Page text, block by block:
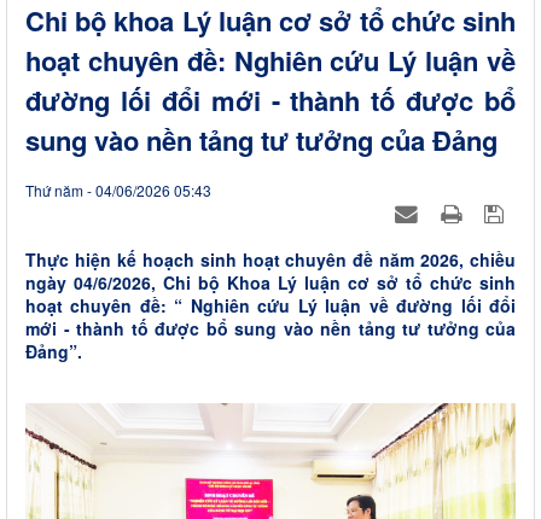
Chi bộ khoa Lý luận cơ sở tổ chức sinh
hoạt chuyên đề: Nghiên cứu Lý luận về
đường lối đổi mới - thành tố được bổ
sung vào nền tảng tư tưởng của Đảng
Thứ năm - 04/06/2026 05:43
Thực hiện kế hoạch sinh hoạt chuyên đề năm 2026, chiều
ngày 04/6/2026, Chi bộ Khoa Lý luận cơ sở tổ chức sinh
hoạt chuyên đề: “ Nghiên cứu Lý luận về đường lối đổi
mới - thành tố được bổ sung vào nền tảng tư tưởng của
Đảng”.